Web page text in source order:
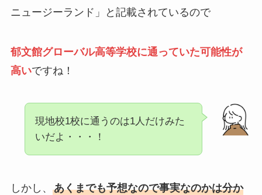
ニュージーランド」と記載されているので
郁文館グローバル高等学校に通っていた可能性が
高いですね！
現地校1校に通うのは1人だけみた
いだよ・・・！
しかし、 あくまでも予想なので事実なのかは分か